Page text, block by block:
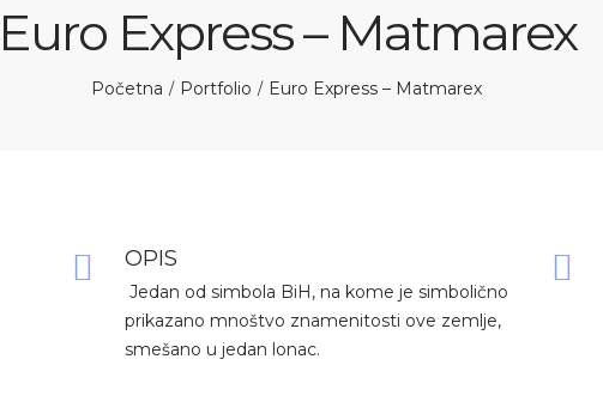
Euro Express – Matmarex
Početna / Portfolio / Euro Express – Matmarex
OPIS
Jedan od simbola BiH, na kome je simbolično
prikazano mnoštvo znamenitosti ove zemlje,
smešano u jedan lonac.